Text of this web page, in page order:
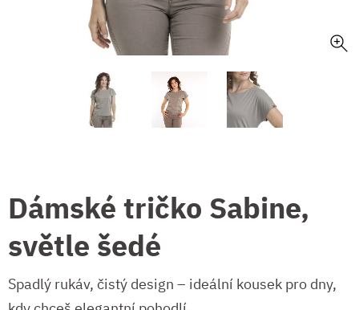
Dámské tričko Sabine,
světle šedé
Spadlý rukáv, čistý design – ideální kousek pro dny,